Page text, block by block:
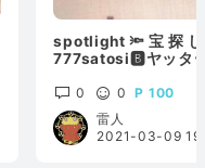
spotlight🔦宝探
777satosi🅱️ヤッタ
0 0
100
雷人
2021-03-09